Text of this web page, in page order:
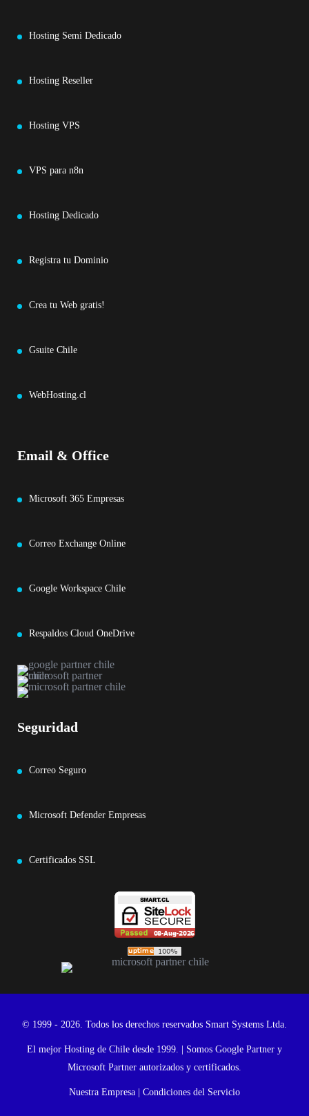
Hosting Semi Dedicado
Hosting Reseller
Hosting VPS
VPS para n8n
Hosting Dedicado
Registra tu Dominio
Crea tu Web gratis!
Gsuite Chile
WebHosting.cl
Email & Office
Microsoft 365 Empresas
Correo Exchange Online
Google Workspace Chile
Respaldos Cloud OneDrive
Seguridad
Correo Seguro
Microsoft Defender Empresas
Certificados SSL
© 1999 - 2026. Todos los derechos reservados Smart Systems Ltda.
El mejor Hosting de Chile desde 1999. | Somos Google Partner y
Microsoft Partner autorizados y certificados.
Nuestra Empresa Condiciones del Servicio